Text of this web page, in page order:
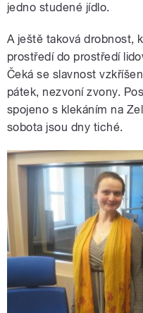
jedno studené jídlo.
A ještě taková drobnost,
prostředí do prostředí
Čeká se slavnost
pátek, nezvoní zvony.
spojeno s klekáním na
sobota jsou dny tiché.